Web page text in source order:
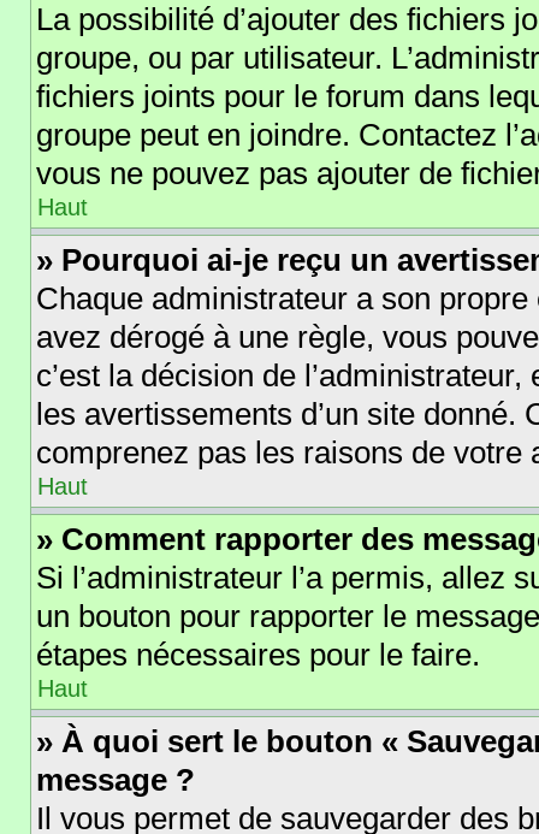
La possibilité d’ajouter des fichiers
groupe, ou par utilisateur.
fichiers joints pour le forum dans
groupe peut en joindre. Contactez
vous ne pouvez pas ajouter de
Haut
» Pourquoi ai-je reçu un
Chaque administrateur a son
avez dérogé à une règle, vous
c’est la décision de
les avertissements d’un site donné.
comprenez pas les raisons de votre
Haut
» Comment rapporter des
Si l’administrateur l’a permis, allez
un bouton pour rapporter le
étapes nécessaires pour le faire.
Haut
» À quoi sert le bouton «
message ?
Il vous permet de sauvegarder des